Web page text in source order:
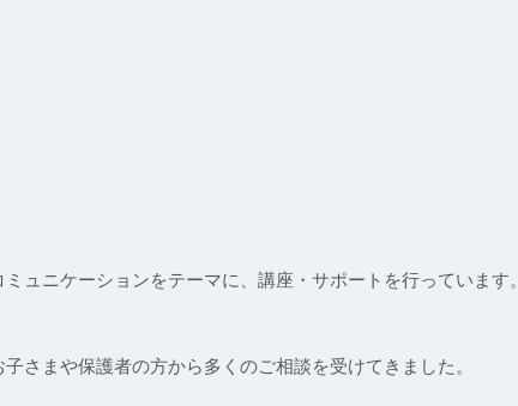
ュニケーションをテーマに、講座・サポートを行っています。
さまや保護者の方から多くのご相談を受けてきました。